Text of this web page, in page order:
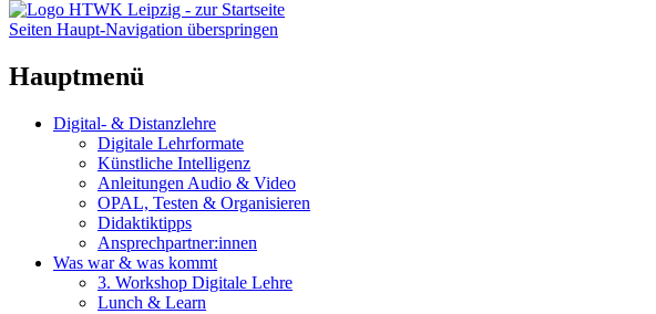
Seiten Haupt-Navigation überspringen
Hauptmenü
Digital- & Distanzlehre
Digitale Lehrformate
Künstliche Intelligenz
Anleitungen Audio & Video
OPAL, Testen & Organisieren
Didaktiktipps
Ansprechpartner:innen
Was war & was kommt
3. Workshop Digitale Lehre
Lunch & Learn